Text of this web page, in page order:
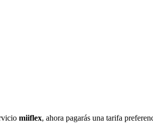
miiflex, ahora pagarás una tarifa